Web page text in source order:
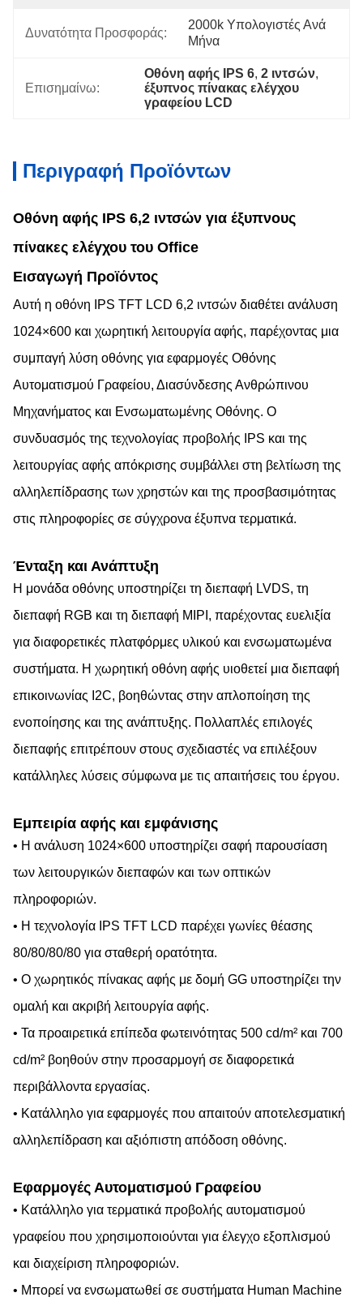
Δυνατότητα Προσφοράς:
2000k Υπολογιστές Ανά
Μήνα
Επισημαίνω:
Οθόνη αφής IPS 6, 2 ιντσών,
έξυπνος πίνακας ελέγχου
γραφείου LCD
Περιγραφή Προϊόντων
Οθόνη αφής IPS 6,2 ιντσών για έξυπνους
πίνακες ελέγχου του Office
Εισαγωγή Προϊόντος
Αυτή η οθόνη IPS TFT LCD 6,2 ιντσών διαθέτει ανάλυση
1024×600 και χωρητική λειτουργία αφής, παρέχοντας μια
συμπαγή λύση οθόνης για εφαρμογές Οθόνης
Αυτοματισμού Γραφείου, Διασύνδεσης Ανθρώπινου
Μηχανήματος και Ενσωματωμένης Οθόνης. Ο
συνδυασμός της τεχνολογίας προβολής IPS και της
λειτουργίας αφής απόκρισης συμβάλλει στη βελτίωση της
αλληλεπίδρασης των χρηστών και της προσβασιμότητας
στις πληροφορίες σε σύγχρονα έξυπνα τερματικά.
Ένταξη και Ανάπτυξη
Η μονάδα οθόνης υποστηρίζει τη διεπαφή LVDS, τη
διεπαφή RGB και τη διεπαφή MIPI, παρέχοντας ευελιξία
για διαφορετικές πλατφόρμες υλικού και ενσωματωμένα
συστήματα. Η χωρητική οθόνη αφής υιοθετεί μια διεπαφή
επικοινωνίας I2C, βοηθώντας στην απλοποίηση της
ενοποίησης και της ανάπτυξης. Πολλαπλές επιλογές
διεπαφής επιτρέπουν στους σχεδιαστές να επιλέξουν
κατάλληλες λύσεις σύμφωνα με τις απαιτήσεις του έργου.
Εμπειρία αφής και εμφάνισης
• Η ανάλυση 1024×600 υποστηρίζει σαφή παρουσίαση
των λειτουργικών διεπαφών και των οπτικών
πληροφοριών.
• Η τεχνολογία IPS TFT LCD παρέχει γωνίες θέασης
80/80/80/80 για σταθερή ορατότητα.
• Ο χωρητικός πίνακας αφής με δομή GG υποστηρίζει την
ομαλή και ακριβή λειτουργία αφής.
• Τα προαιρετικά επίπεδα φωτεινότητας 500 cd/m² και 700
cd/m² βοηθούν στην προσαρμογή σε διαφορετικά
περιβάλλοντα εργασίας.
• Κατάλληλο για εφαρμογές που απαιτούν αποτελεσματική
αλληλεπίδραση και αξιόπιστη απόδοση οθόνης.
Εφαρμογές Αυτοματισμού Γραφείου
• Κατάλληλο για τερματικά προβολής αυτοματισμού
γραφείου που χρησιμοποιούνται για έλεγχο εξοπλισμού
και διαχείριση πληροφοριών.
• Μπορεί να ενσωματωθεί σε συστήματα Human Machine